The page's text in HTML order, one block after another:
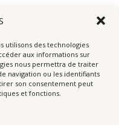
utilisons des technologies
aux informations sur
nous permettra de traiter
navigation ou les identifiants
son consentement peut
et fonctions.